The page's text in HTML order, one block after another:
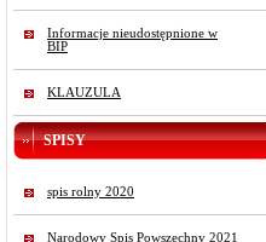
Informacje nieudostępnione w
BIP
KLAUZULA
SPISY
spis rolny 2020
Narodowy Spis Powszechny 2021